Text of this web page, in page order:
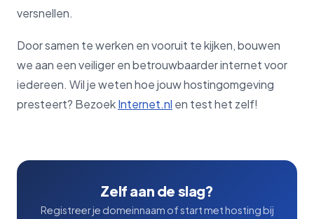
versnellen.
Door samen te werken en vooruit te kijken, bouwen
we aan een veiliger en betrouwbaarder internet voor
iedereen. Wil je weten hoe jouw hostingomgeving
presteert? BezoekInternet.nl en test het zelf!
Zelf aan de slag?
Registreer je domeinnaam of start met hosting bij